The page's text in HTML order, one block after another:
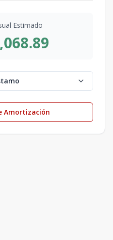
Estimado
Amortización